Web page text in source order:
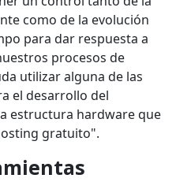
como de la evolución
para dar respuesta a
procesos de
utilizar alguna de las
el desarrollo del
estructura hardware que
gratuito".